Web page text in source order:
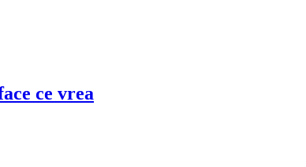
ce vrea